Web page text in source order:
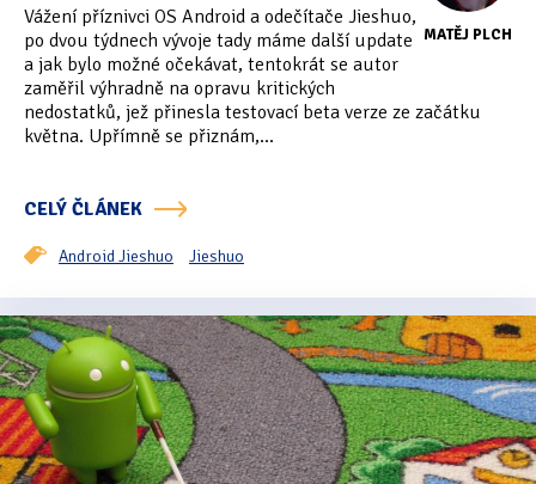
MATĚJ PLCH
Vážení příznivci OS Android a odečítače Jieshuo,
po dvou týdnech vývoje tady máme další update
a jak bylo možné očekávat, tentokrát se autor
zaměřil výhradně na opravu kritických
nedostatků, jež přinesla testovací beta verze ze začátku
května. Upřímně se přiznám,...
CELÝ ČLÁNEK
Android Jieshuo Jieshuo